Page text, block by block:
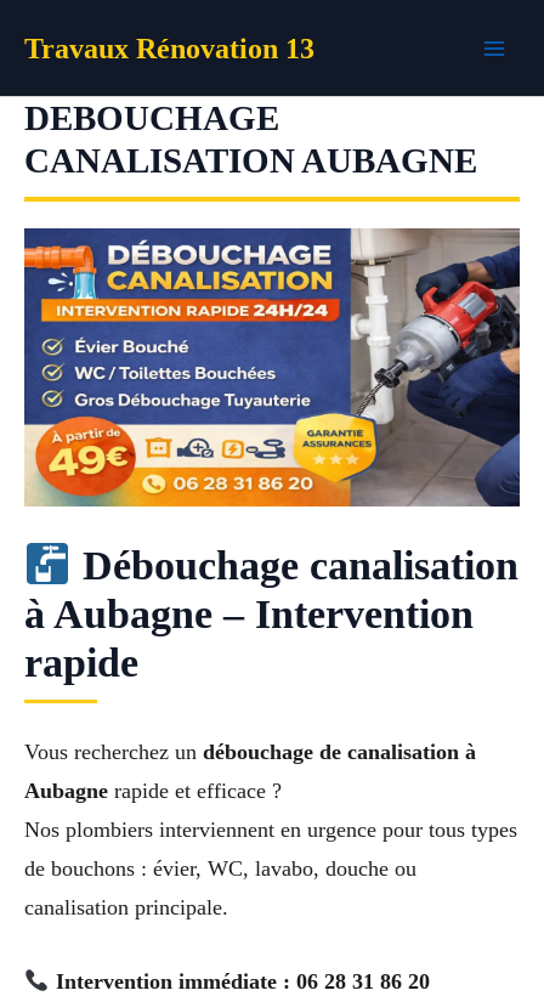
Travaux Rénovation 13
DEBOUCHAGE
CANALISATION AUBAGNE
Débouchage canalisation
à Aubagne – Intervention
rapide
Vous recherchez un débouchage de canalisation à
Aubagne rapide et efficace ?
Nos plombiers interviennent en urgence pour tous types
de bouchons : évier, WC, lavabo, douche ou
canalisation principale.
Intervention immédiate : 06 28 31 86 20